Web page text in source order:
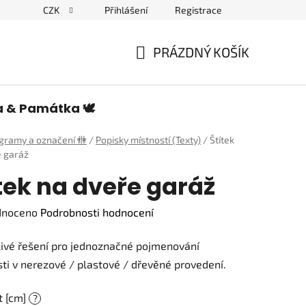
a piktogramech
CZK Přihlášení Registrace
PRÁZDNÝ KOŠÍK
& Památka 🕊️
a označení 🚻 / Popisky místností (Texty) /Štítek
garáž
na dveře garáž
Podrobnosti hodnocení
řešení pro jednoznačné pojmenování
v nerezové / plastové / dřevěné provedení.
[cm] ?